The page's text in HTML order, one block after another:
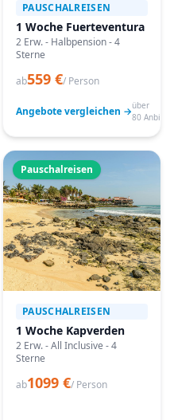
PAUSCHALREISEN
1 Woche Fuerteventura
2 Erw. - Halbpension - 4
Sterne
ab559 €/ Person
Angebote vergleichen →über
80
Pauschalreisen
PAUSCHALREISEN
1 Woche Kapverden
2 Erw. - All Inclusive - 4
Sterne
ab1099 €/ Person